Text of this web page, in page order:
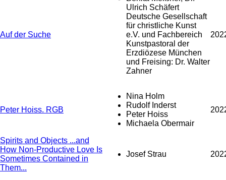
Auf der Suche
Ulrich Schäfert
Deutsche Gesellschaft
für christliche Kunst
e.V. und Fachbereich
Kunstpastoral der
Erzdiözese München
und Freising: Dr. Walter
Zahner
Peter Hoiss. RGB
Nina Holm
Rudolf Inderst
Peter Hoiss
Michaela Obermair
Spirits and Objects ...and
How Non-Productive Love Is
Sometimes Contained in
Them...
Josef Strau